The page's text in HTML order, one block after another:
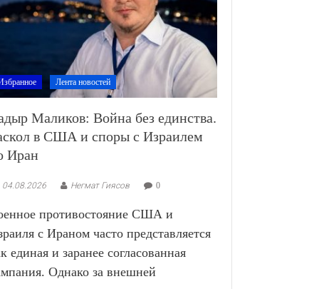
Лента новостей
Маликов: Война без единства.
в США и споры с Израилем
Иран
04.08.2026 Негмат Гиясов 0
противостояние США и
с Ираном часто представляется
единая и заранее согласованная
Однако за внешней